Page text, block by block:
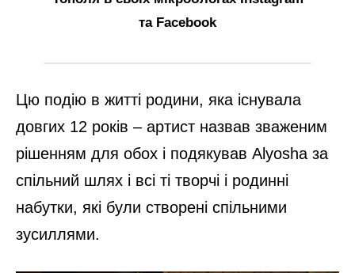
та Facebook
Цю подію в житті родини, яка існувала
довгих 12 років – артист назвав зваженим
рішенням для обох і подякував Alyosha за
спільний шлях і всі ті творчі і родинні
набутки, які були створені спільними
зусиллями.